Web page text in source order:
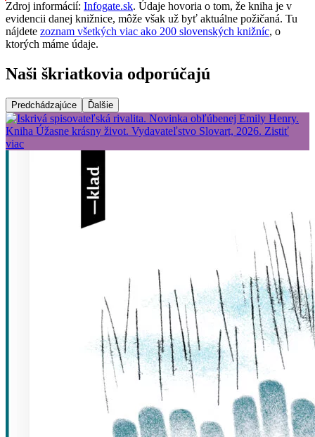
Zdroj informácií: Infogate.sk. Údaje hovoria o tom, že kniha je v
evidencii danej knižnice, môže však už byť aktuálne požičaná. Tu
nájdete zoznam všetkých viac ako 200 slovenských knižníc, o
ktorých máme údaje.
Naši škriatkovia odporúčajú
Predchádzajúce Ďalšie